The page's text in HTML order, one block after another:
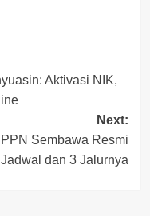
Aktivasi NIK,
Next:
Sembawa Resmi
dan 3 Jalurnya